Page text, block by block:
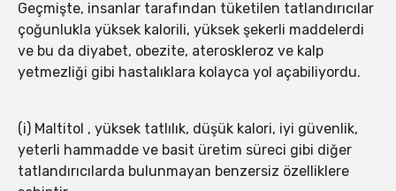
Geçmişte, insanlar tarafından tüketilen tatlandırıcılar
çoğunlukla yüksek kalorili, yüksek şekerli maddelerdi
ve bu da diyabet, obezite, ateroskleroz ve kalp
yetmezliği gibi hastalıklara kolayca yol açabiliyordu.
(i) Maltitol , yüksek tatlılık, düşük kalori, iyi güvenlik,
yeterli hammadde ve basit üretim süreci gibi diğer
tatlandırıcılarda bulunmayan benzersiz özelliklere